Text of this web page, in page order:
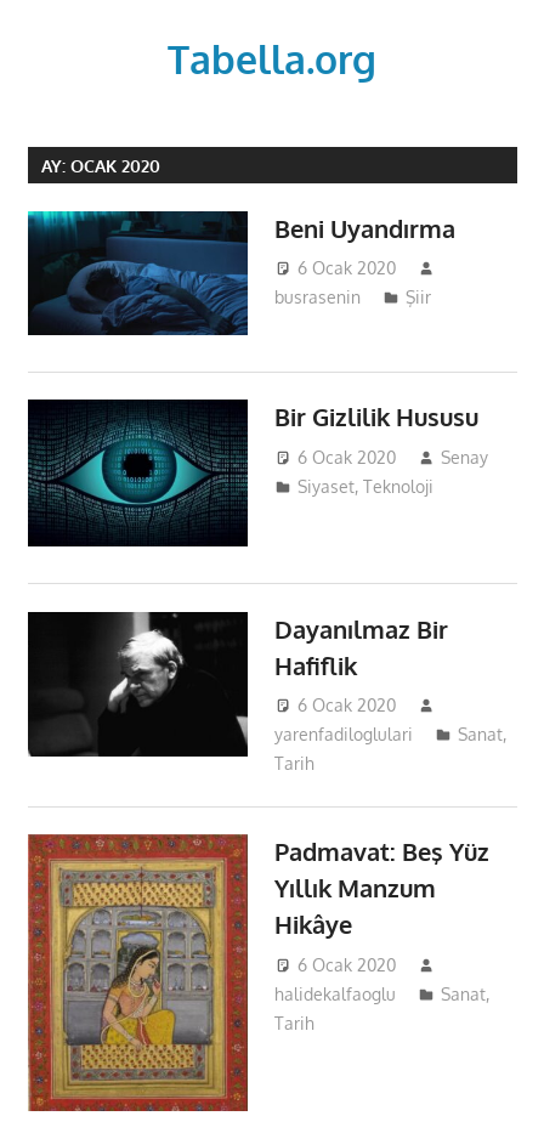
Tabella.org
AY: OCAK 2020
Beni Uyandırma
6 Ocak 2020
busrasenin
Şiir
Bir Gizlilik Hususu
6 Ocak 2020
Senay
Siyaset,Teknoloji
Dayanılmaz Bir
Hafiflik
6 Ocak 2020
yarenfadiloglulari
Sanat,
Tarih
Padmavat: Beş Yüz
Yıllık Manzum
Hikâye
6 Ocak 2020
halidekalfaoglu
Sanat,
Tarih